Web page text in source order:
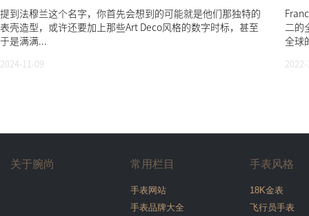
提到法穆兰这个名字，你首先会想到的可能就是他们那独特的
表壳造型，或许还要加上那些Art Deco风格的数字时标，甚至
于是满满...
2024-11-09
二的
全球
关于腕尚 常用栏目
手表网站
手表品牌大全
手表风格
18K金表
飞行员手表